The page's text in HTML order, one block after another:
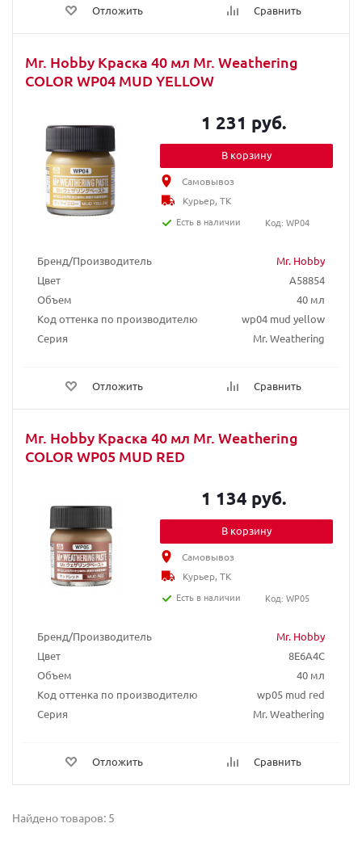
Отложить Сравнить
Mr. Hobby Краска 40 мл Mr. Weathering
COLOR WP04 MUD YELLOW
Бренд/Производитель
Mr. Hobby
Цвет
A58854
Объем
40 мл
Код оттенка по производителю
wp04 mud yellow
Серия
Mr. Weathering
Отложить Сравнить
1 231 руб.
В корзину
Самовывоз
Курьер, ТК
Есть в наличии
Код: WP04
Mr. Hobby Краска 40 мл Mr. Weathering
COLOR WP05 MUD RED
Бренд/Производитель
Mr. Hobby
Цвет
8E6A4C
Объем
40 мл
Код оттенка по производителю
wp05 mud red
Серия
Mr. Weathering
Отложить Сравнить
1 134 руб.
В корзину
Самовывоз
Курьер, ТК
Есть в наличии
Код: WP05
Найдено товаров: 5